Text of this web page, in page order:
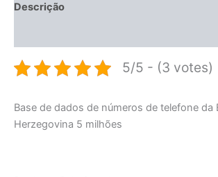
Descrição
5/5 - (3 votes)
Base de dados de números de telefone da
Herzegovina 5 milhões